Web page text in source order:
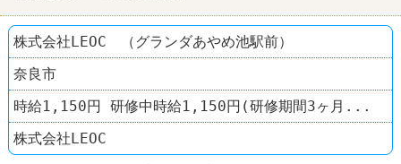
株式会社LEOC （グランダあやめ池駅前）
奈良市
時給1,150円 研修中時給1,150円(研修期間3ヶ月...
株式会社LEOC